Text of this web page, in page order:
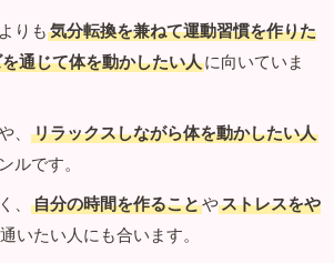
りも 気分転換を兼ねて運動習慣を作りた
通じて体を動かしたい人に向いていま
、
リラックスしながら体を動かしたい人
ルです。
、
自分の時間を作ることやストレスをや
いたい人にも合います。